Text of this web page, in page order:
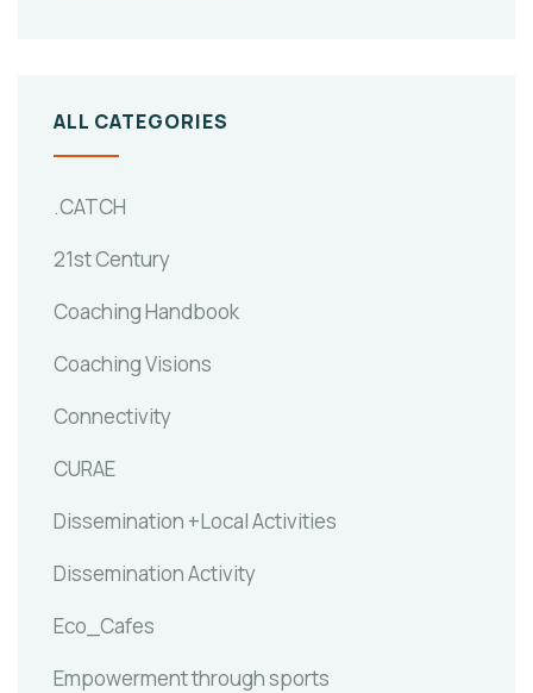
ALL CATEGORIES
.CATCH
21st Century
Coaching Handbook
Coaching Visions
Connectivity
CURAE
Dissemination +Local Activities
Dissemination Activity
Eco_Cafes
Empowerment through sports